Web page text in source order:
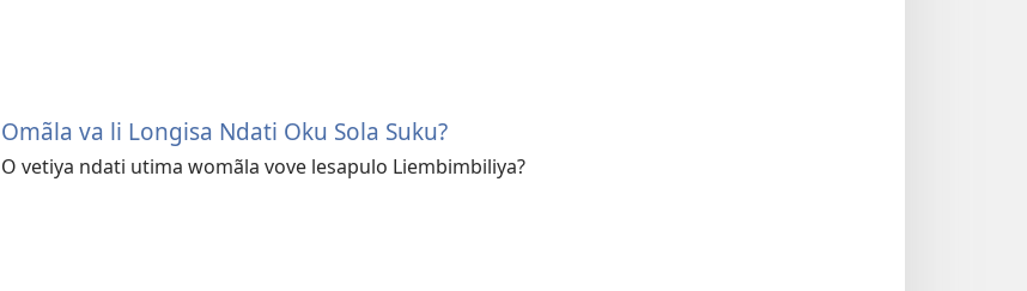
Omãla va li Longisa Ndati Oku Sola Suku?
O vetiya ndati utima womãla vove lesapulo Liembimbiliya?